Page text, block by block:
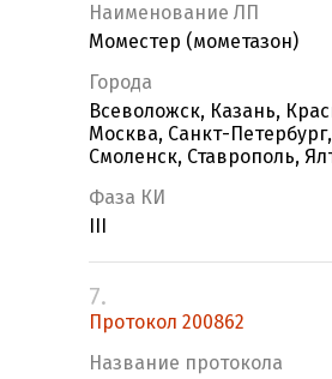
Наименование ЛП
Моместер (мометазон)
Города
Всеволожск, Казань,
Москва, Санкт-Петербург,
Смоленск, Ставрополь,
Фаза КИ
7.
Протокол 200862
Название протокола